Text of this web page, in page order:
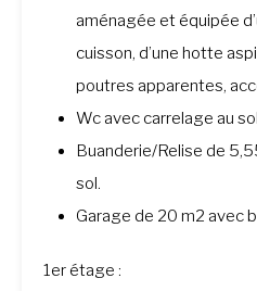
aménagée et équipée
cuisson, d’une hotte
poutres apparentes,
Wc avec carrelage au
Buanderie/Relise de
sol.
Garage de 20 m2 avec
1er étage :